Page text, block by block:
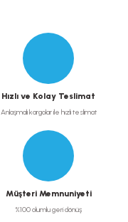
Hızlı ve Kolay Teslimat
Anlaşmalı kargolar ile hızlı teslimat
Müşteri Memnuniyeti
%100 olumlu geri dönüş